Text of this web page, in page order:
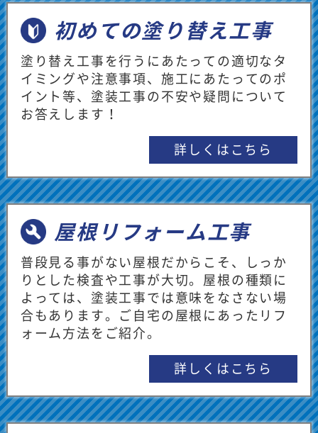
大切なお住まいの外壁塗装やベランダ防水
工事について、ご説明がお役に立てたとの
こと、大変嬉しく思います。また、施工事
例や色見本の資料がご家族皆様でのご検討
にお役立ていただけたようで安心いたしま
した。これからもご不明な点やご不安なこ
とがございましたら、どんな些細なことで
もお気軽にご相談ください。ご家族皆様に
ご納得いただけるよう、丁寧にサポートさ
せていただきます。引き続きよろしくお願
いいたします。
★★★★★ 2026/07/06 ぽめぽめ様
綺麗なショールームで親切に対応していた
だけました。
【担当者からのメッセージ】
快適なショールームづくりと、親切で丁寧
な対応を心掛けております。
また、何か疑問点などありましたら、お気
軽にご相談ください。
初めての塗り替え工事
塗り替え工事を行うにあたっての適切なタ
イミングや注意事項、施工にあたってのポ
イント等、塗装工事の不安や疑問について
お答えします！
詳しくはこちら
屋根リフォーム工事
普段見る事がない屋根だからこそ、しっか
りとした検査や工事が大切。屋根の種類に
よっては、塗装工事では意味をなさない場
合もあります。ご自宅の屋根にあったリフ
ォーム方法をご紹介。
詳しくはこちら